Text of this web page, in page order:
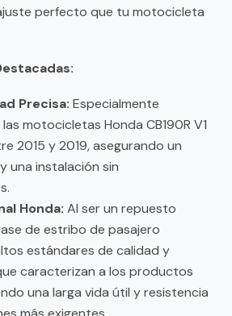
perfecto que tu motocicleta
Precisa: Especialmente
motocicletas Honda CB190R V1
2015 y 2019, asegurando un
una instalación sin
Honda: Al ser un repuesto
de estribo de pasajero
estándares de calidad y
caracterizan a los productos
una larga vida útil y resistencia